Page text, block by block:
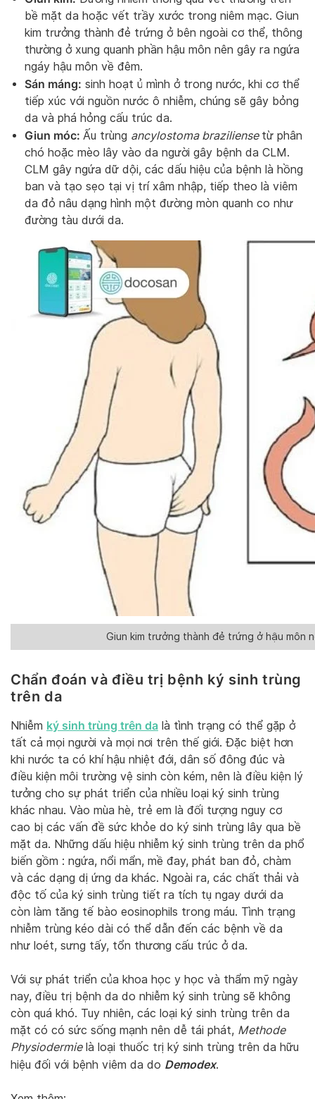
bề mặt da hoặc vết trầy xước trong niêm mạc. Giun
kim trưởng thành đẻ trứng ở bên ngoài cơ thể, thông
thường ở xung quanh phần hậu môn nên gây ra ngứa
ngáy hậu môn về đêm.
Sán máng: sinh hoạt ủ mình ở trong nước, khi cơ thể
tiếp xúc với nguồn nước ô nhiễm, chúng sẽ gây bỏng
da và phá hỏng cấu trúc da.
Giun móc: Ấu trùng ancylostoma braziliense từ phân
chó hoặc mèo lây vào da người gây bệnh da CLM.
CLM gây ngứa dữ dội, các dấu hiệu của bệnh là hồng
ban và tạo sẹo tại vị trí xâm nhập, tiếp theo là viêm
da đỏ nâu dạng hình một đường mòn quanh co như
đường tàu dưới da.
Giun kim trưởng thành đẻ trứng ở hậu môn
Chẩn đoán và điều trị bệnh ký sinh trùng
trên da
Nhiễm ký sinh trùng trên da là tình trạng có thể gặp ở
tất cả mọi người và mọi nơi trên thế giới. Đặc biệt hơn
khi nước ta có khí hậu nhiệt đới, dân số đông đúc và
điều kiện môi trường vệ sinh còn kém, nên là điều kiện lý
tưởng cho sự phát triển của nhiều loại ký sinh trùng
khác nhau. Vào mùa hè, trẻ em là đối tượng nguy cơ
cao bị các vấn đề sức khỏe do ký sinh trùng lây qua bề
mặt da. Những dấu hiệu nhiễm ký sinh trùng trên da phổ
biến gồm : ngứa, nổi mẩn, mề đay, phát ban đỏ, chàm
và các dạng dị ứng da khác. Ngoài ra, các chất thải và
độc tố của ký sinh trùng tiết ra tích tụ ngay dưới da
còn làm tăng tế bào eosinophils trong máu. Tình trạng
nhiễm trùng kéo dài có thể dẫn đến các bệnh về da
như loét, sưng tấy, tổn thương cấu trúc ở da.
Với sự phát triển của khoa học y học và thẩm mỹ ngày
nay, điều trị bệnh da do nhiễm ký sinh trùng sẽ không
còn quá khó. Tuy nhiên, các loại ký sinh trùng trên da
mặt có có sức sống mạnh nên dễ tái phát, Methode
Physiodermielà loại thuốc trị ký sinh trùng trên da hữu
hiệu đối với bệnh viêm da do Demodex.